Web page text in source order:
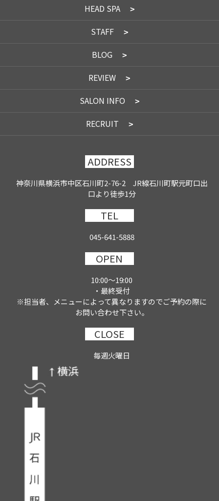
HEAD SPA
STAFF
BLOG
REVIEW
SALON INFO
RECRUIT
ADDRESS
神奈川県横浜市中区石川町2-76-2 JR線石川町駅元町口出
口より徒歩1分
TEL
045-641-5888
OPEN
10:00～19:00
・最終受付
※担当者、メニューによって異なりますのでご予約の際に
お問い合わせ下さい。
CLOSE
毎週火曜日